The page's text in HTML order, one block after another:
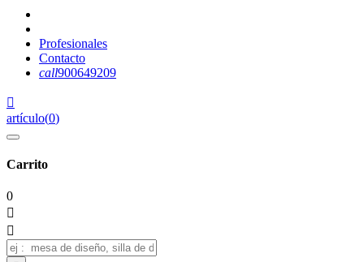
Profesionales
Contacto
call900649209

artículo(0)
Carrito
0

